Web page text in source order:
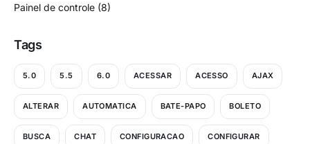
Painel de controle (8)
Tags
5.0 5.5 6.0 ACESSAR ACESSO AJAX
ALTERAR AUTOMATICA BATE-PAPO BOLETO
BUSCA CHAT CONFIGURACAO CONFIGURAR